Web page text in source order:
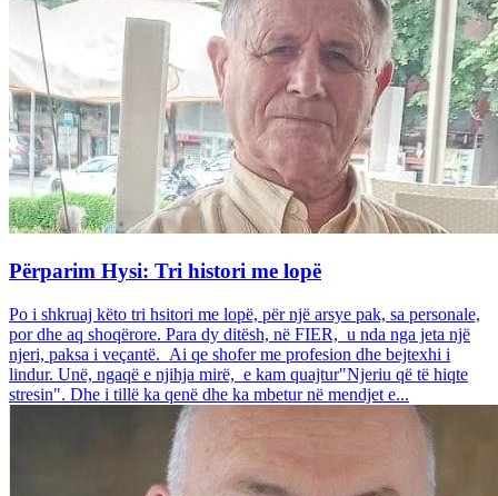
Përparim Hysi: Tri histori me lopë
Po i shkruaj këto tri hsitori me lopë, për një arsye pak, sa personale,
por dhe aq shoqërore. Para dy ditësh, në FIER, u nda nga jeta një
njeri, paksa i veçantë. Ai qe shofer me profesion dhe bejtexhi i
lindur. Unë, ngaqë e njihja mirë, e kam quajtur"Njeriu që të hiqte
stresin". Dhe i tillë ka qenë dhe ka mbetur në mendjet e...